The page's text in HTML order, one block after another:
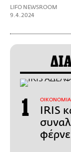
LIFO NEWSROOM
9.4.2024
ΟΙΚΟΝΟΜΙΑ
IRIS